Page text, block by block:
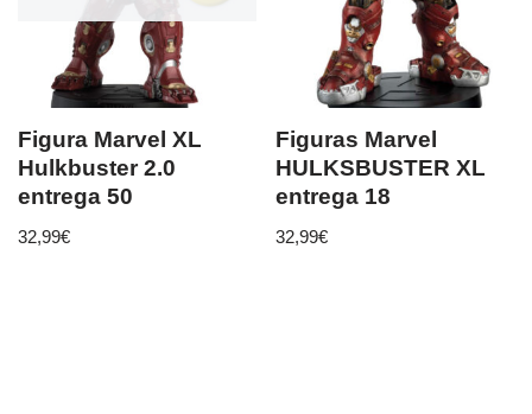
Figura Marvel XL
Hulkbuster 2.0
entrega 50
32,99€
Figuras Marvel
HULKSBUSTER XL
entrega 18
32,99€